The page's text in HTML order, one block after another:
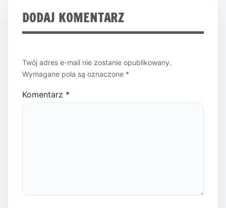
DODAJ KOMENTARZ
Twój adres e-mail nie zostanie opublikowany.
Wymagane pola są oznaczone *
Komentarz *